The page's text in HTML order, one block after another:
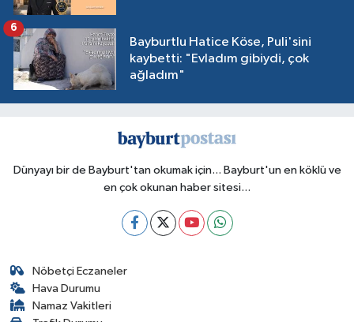
Bayburtlu Hatice Köse, Puli'sini
kaybetti: "Evladım gibiydi, çok
ağladım"
6
Dünyayı bir de Bayburt'tan okumak için... Bayburt'un en köklü ve
en çok okunan haber sitesi...
Nöbetçi Eczaneler
Hava Durumu
Namaz Vakitleri